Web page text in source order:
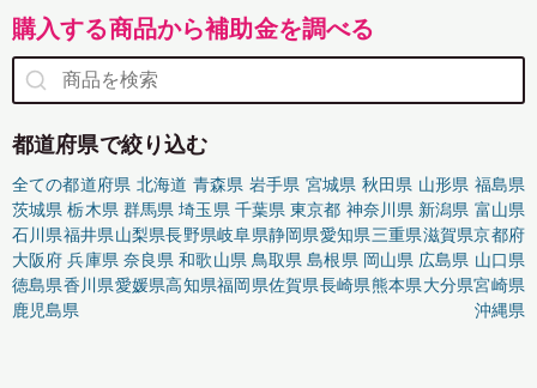
購入する商品から補助金を調べる
都道府県で絞り込む
全ての都道府県 北海道 青森県 岩手県 宮城県 秋田県 山形県 福島県
茨城県 栃木県 群馬県 埼玉県 千葉県 東京都 神奈川県 新潟県 富山県
石川県福井県山梨県長野県岐阜県静岡県愛知県三重県滋賀県京都府
大阪府 兵庫県 奈良県 和歌山県 鳥取県 島根県 岡山県 広島県 山口県
徳島県香川県愛媛県高知県福岡県佐賀県長崎県熊本県大分県宮崎県
鹿児島県
沖縄県